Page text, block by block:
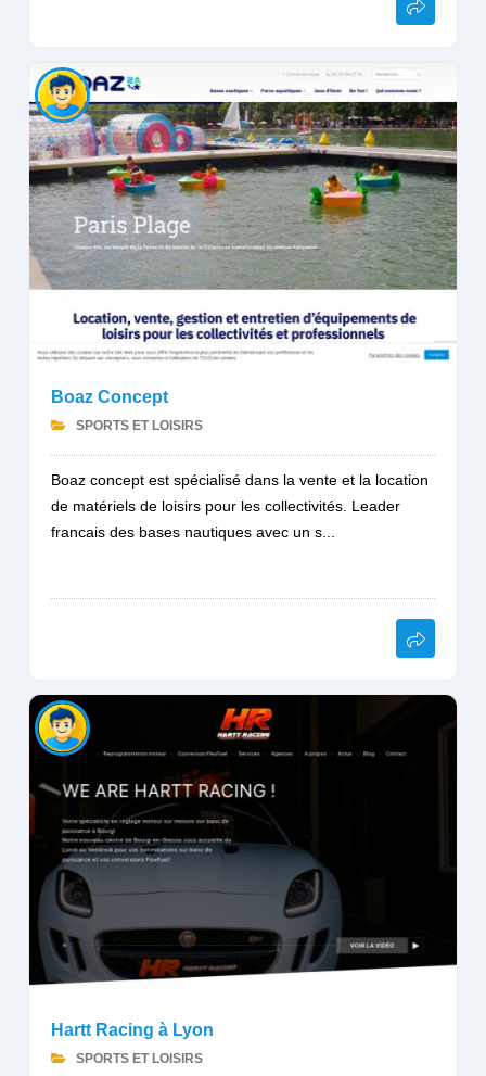
Boaz Concept
SPORTS ET LOISIRS
Boaz concept est spécialisé dans la vente et la location
de matériels de loisirs pour les collectivités. Leader
francais des bases nautiques avec un s...
Hartt Racing à Lyon
SPORTS ET LOISIRS